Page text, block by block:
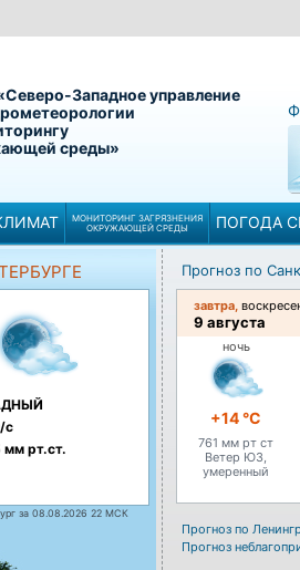
Западное управление
среды»
МОНИТОРИНГ ЗАГРЯЗНЕНИЯ
ОКРУЖАЮЩЕЙ СРЕДЫ
ПОГОДА
с
мм рт.ст.
за 08.08.2026 22 МСК
Прогноз по
завтра,
9 августа
ночь
+14 °C
761 мм рт ст
Ветер ЮЗ,
умеренный
Прогноз по
Прогноз